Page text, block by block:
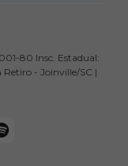
80 Insc. Estadual:
Retiro - Joinville/SC |